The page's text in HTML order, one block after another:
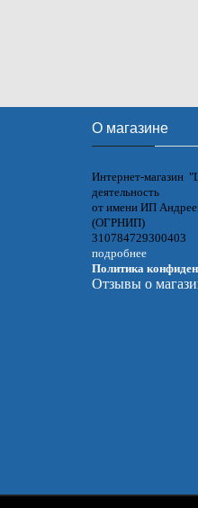
О магазине
Интернет-магазин
деятельность
от имени ИП
(ОГРНИП)
310784729300403
подробнее
Политика
Отзывы о